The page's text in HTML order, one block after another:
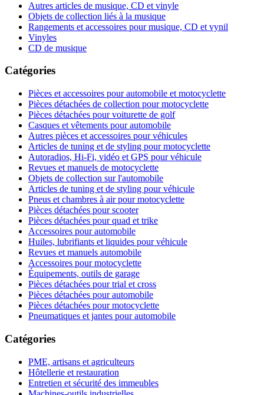
Autres articles de musique, CD et vinyle
Objets de collection liés à la musique
Rangements et accessoires pour musique, CD et vynil
Vinyles
CD de musique
Catégories
Pièces et accessoires pour automobile et motocyclette
Pièces détachées de collection pour motocyclette
Pièces détachées pour voiturette de golf
Casques et vêtements pour automobile
Autres pièces et accessoires pour véhicules
Articles de tuning et de styling pour motocyclette
Autoradios, Hi-Fi, vidéo et GPS pour véhicule
Revues et manuels de motocyclette
Objets de collection sur l'automobile
Articles de tuning et de styling pour véhicule
Pneus et chambres à air pour motocyclette
Pièces détachées pour scooter
Pièces détachées pour quad et trike
Accessoires pour automobile
Huiles, lubrifiants et liquides pour véhicule
Revues et manuels automobile
Accessoires pour motocyclette
Équipements, outils de garage
Pièces détachées pour trial et cross
Pièces détachées pour automobile
Pièces détachées pour motocyclette
Pneumatiques et jantes pour automobile
Catégories
PME, artisans et agriculteurs
Hôtellerie et restauration
Entretien et sécurité des immeubles